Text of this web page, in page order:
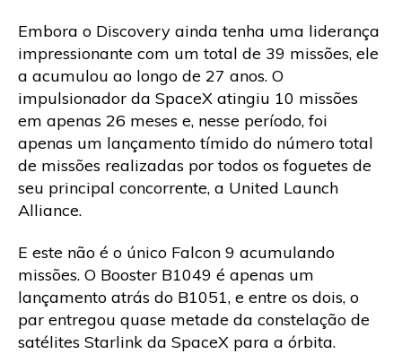
Embora o Discovery ainda tenha uma liderança
impressionante com um total de 39 missões, ele
a acumulou ao longo de 27 anos. O
impulsionador da SpaceX atingiu 10 missões
em apenas 26 meses e, nesse período, foi
apenas um lançamento tímido do número total
de missões realizadas por todos os foguetes de
seu principal concorrente, a United Launch
Alliance.
E este não é o único Falcon 9 acumulando
missões. O Booster B1049 é apenas um
lançamento atrás do B1051, e entre os dois, o
par entregou quase metade da constelação de
satélites Starlink da SpaceX para a órbita.